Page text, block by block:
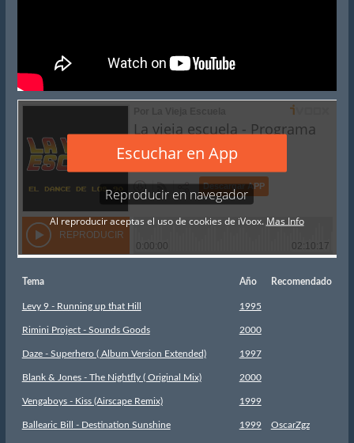
Tema Año Recomendado
Levy 9 - Running up that Hill 1995
Rimini Project - Sounds Goods 2000
Daze - Superhero ( Album Version Extended) 1997
Blank & Jones - The Nightfly ( Original Mix) 2000
Vengaboys - Kiss (Airscape Remix) 1999
Ballearic Bill - Destination Sunshine 1999 OscarZgz